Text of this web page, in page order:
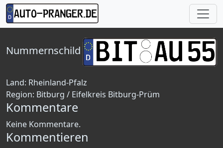
Nummernschild
Land: Rheinland-Pfalz
Region: Bitburg / Eifelkreis Bitburg-Prüm
Kommentare
Keine Kommentare.
Kommentieren